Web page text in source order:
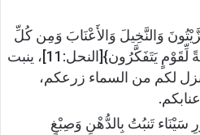
وَالنَّخِيلَ وَالأَعْنَابَ وَمِن كُلِّ
الثَّمَرَاتِ إِنَّ فِي ذَلِكَ لآيَةً لِّقَوْمٍ يَتَفَكَّرُون}[النحل:11]، ينبت
لكم من السماء زرعكم،
تَنبُتُ بِالدُّهْنِ وَصِبْغٍ